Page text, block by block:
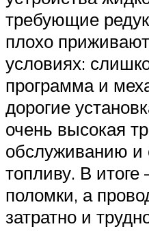
требующие
плохо
условиях:
программа и
дорогие
очень высокая
обслуживанию
топливу. В
поломки, а
затратно и